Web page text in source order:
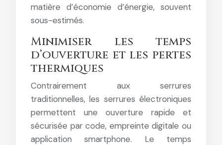
matière d’économie d’énergie, souvent
sous-estimés.
Minimiser les temps
d’ouverture et les pertes
thermiques
Contrairement aux serrures
traditionnelles, les serrures électroniques
permettent une ouverture rapide et
sécurisée par code, empreinte digitale ou
application smartphone. Le temps